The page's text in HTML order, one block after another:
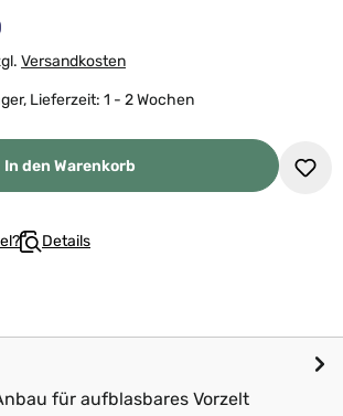
Versandkosten
Lieferzeit: 1 - 2 Wochen
In den Warenkorb
Details
für aufblasbares Vorzelt